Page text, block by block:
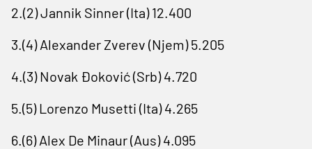
2.(2) Jannik Sinner (Ita) 12.400
3.(4) Alexander Zverev (Njem) 5.205
4.(3) Novak Đoković (Srb) 4.720
5.(5) Lorenzo Musetti (Ita) 4.265
6.(6) Alex De Minaur (Aus) 4.095